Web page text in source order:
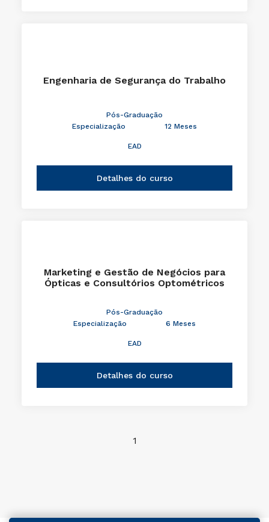
Engenharia de Segurança do Trabalho
Pós-Graduação
Especialização
12 Meses
EAD
Detalhes do curso
Marketing e Gestão de Negócios para
Ópticas e Consultórios Optométricos
Pós-Graduação
Especialização
6 Meses
EAD
Detalhes do curso
1